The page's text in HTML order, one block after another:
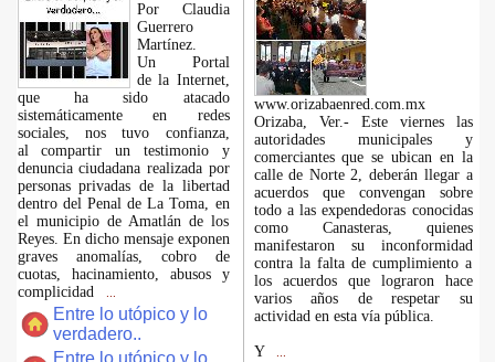
Por Claudia
Guerrero
Martínez.
​Un Portal
de la Internet,
que ha sido atacado
sistemáticamente en redes
sociales, nos tuvo confianza,
al compartir un testimonio y
denuncia ciudadana realizada por
personas privadas de la libertad
dentro del Penal de La Toma, en
el municipio de Amatlán de los
Reyes. En dicho mensaje exponen
graves anomalías, cobro de
cuotas, hacinamiento, abusos y
complicidad
Entre lo utópico y lo
verdadero..
Entre lo utópico y lo
www.orizabaenred.com.mx
Orizaba, Ver.- Este viernes las
autoridades municipales y
comerciantes que se ubican en la
calle de Norte 2, deberán llegar a
acuerdos que convengan sobre
todo a las expendedoras conocidas
como Canasteras, quienes
manifestaron su inconformidad
contra la falta de cumplimiento a
los acuerdos que lograron hace
varios años de respetar su
actividad en esta vía pública.
Y